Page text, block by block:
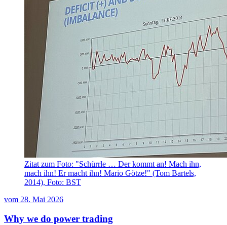
Zitat zum Foto: "Schürrle … Der kommt an! Mach ihn,
mach ihn! Er macht ihn! Mario Götze!" (Tom Bartels,
2014), Foto: BST
vom 28. Mai 2026
Why we do power trading